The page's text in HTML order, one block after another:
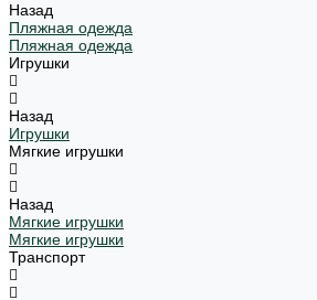
Назад
Пляжная одежда
Пляжная одежда
Игрушки
Назад
Игрушки
Мягкие игрушки
Назад
Мягкие игрушки
Мягкие игрушки
Транспорт